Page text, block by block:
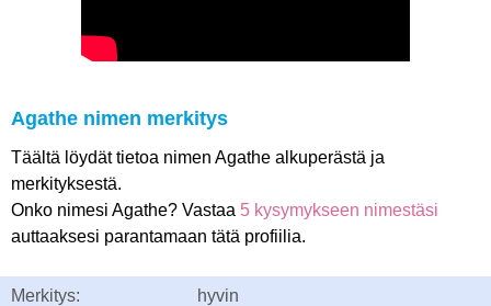
Agathe nimen merkitys
Täältä löydät tietoa nimen Agathe alkuperästä ja
merkityksestä.
Onko nimesi Agathe? Vastaa 5 kysymykseen nimestäsi
auttaaksesi parantamaan tätä profiilia.
Merkitys: hyvin